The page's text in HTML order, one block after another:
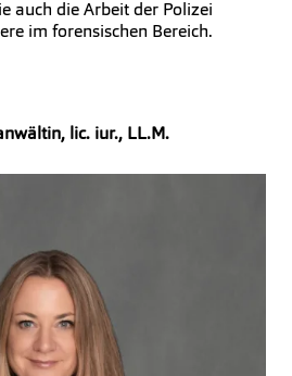
auch die Arbeit der Polizei
im forensischen Bereich.
lic. iur., LL.M.